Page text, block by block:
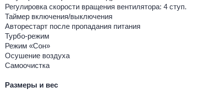
Регулировка скорости вращения вентилятора: 4 ступ.
Таймер включения/выключения
Авторестарт после пропадания питания
Турбо-режим
Режим «Сон»
Осушение воздуха
Самоочистка
Размеры и вес